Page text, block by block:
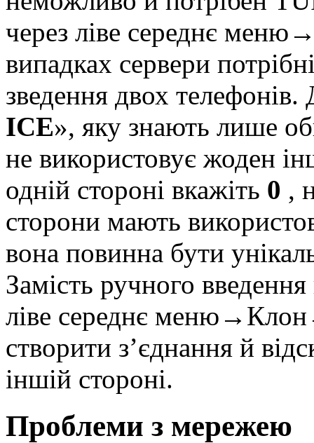
через ліве середнє
випадках сервери
зведення двох телефонів.
ICE», яку знають лише
не використовує жоден
одній стороні вкажіть 0 ,
сторони мають
вона повинна бути
Замість ручного
ліве середнє
створити з’єднання й
іншій стороні.
Проблеми з мережею